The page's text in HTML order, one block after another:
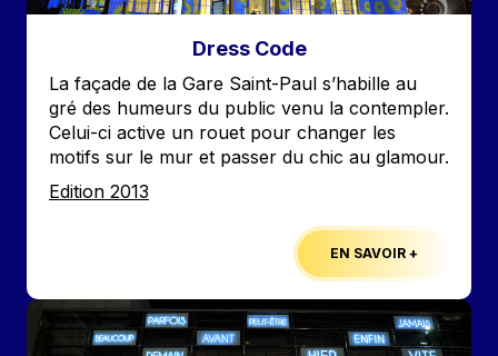
Dress Code
Accroche
La façade de la Gare Saint-Paul s’habille au
gré des humeurs du public venu la contempler.
Celui-ci active un rouet pour changer les
motifs sur le mur et passer du chic au glamour.
Edition
Edition 2013
EN SAVOIR +
Image